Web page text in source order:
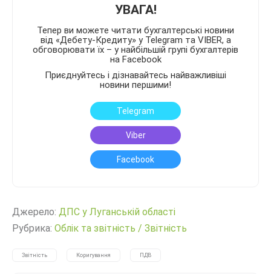
УВАГА!
Тепер ви можете читати бухгалтерські новини
від «Дебету-Кредиту» у Telegram та VIBER, а
обговорювати їх – у найбільшій групі бухгалтерів
на Facebook
Приєднуйтесь і дізнавайтесь найважливіші
новини першими!
Telegram
Viber
Facebook
Джерело: ДПС у Луганській області
Рубрика: Облік та звітність / Звітність
Звітність Коригування ПДВ